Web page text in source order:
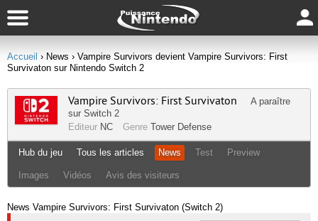
Accueil › News › Vampire Survivors devient Vampire Survivors: First
Survivaton sur Nintendo Switch 2
Vampire Survivors: First Survivaton
A paraître
sur Switch 2
Editeur NC Genre Tower Defense
Hub du jeu Tous les articles News Test Preview
Images Vidéos Avis des visiteurs
News Vampire Survivors: First Survivaton (Switch 2)